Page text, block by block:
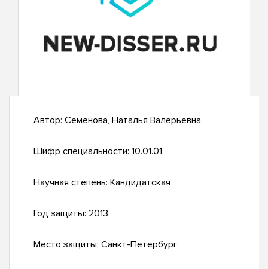
Автор: Семенова, Наталья Валерьевна
Шифр специальности: 10.01.01
Научная степень: Кандидатская
Год защиты: 2013
Место защиты: Санкт-Петербург